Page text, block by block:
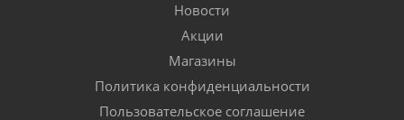
Новости
Акции
Магазины
Политика конфиденциальности
Пользовательское соглашение